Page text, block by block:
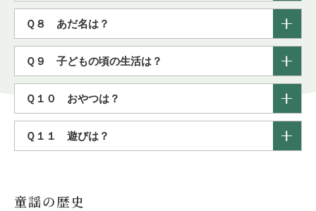
Ｑ８ あだ名は？
Ｑ９ 子どもの頃の生活は？
Ｑ１０ おやつは？
Ｑ１１ 遊びは？
童謡の歴史